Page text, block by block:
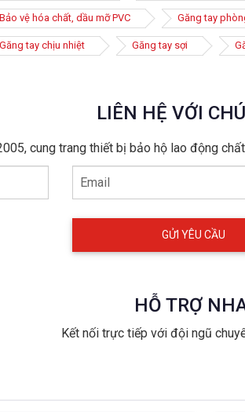
hại cực tốt. Bên cạnh đó, các loại găng
găng tay cao su chống
lao động được yêu cầu phải xử lý hóa
loại hóa chất đang được xử lý ?
ứng tự nhiên của nó là gì khi tiếp xúc ?
Bảo vệ hóa chất, dầu mỡ PVC Găng tay
Găng tay chịu nhiệt Găng tay sợi
LIÊN HỆ VỚI
cung trang thiết bị bảo hộ lao động
Email
HỖ TRỢ
Kết nối trực tiếp với đội ngũ